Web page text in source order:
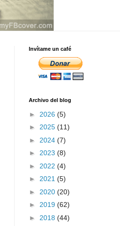
Invítame un café
Archivo del blog
► 2026 (5)
► 2025 (11)
► 2024 (7)
► 2023 (8)
► 2022 (4)
► 2021 (5)
► 2020 (20)
► 2019 (62)
► 2018 (44)